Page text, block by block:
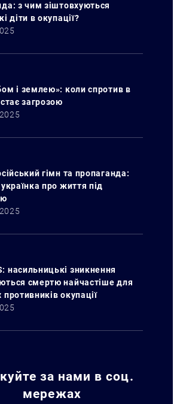
з чим зіштовхуються
діти в окупації?
і землею»: коли спротив в
стає загрозою
гімн та пропаганда:
про життя під
насильницькі зникнення
смертю найчастіше для
противників окупації
за нами в соц.
мережах